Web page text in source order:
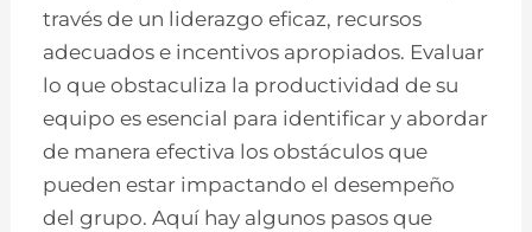
través de un liderazgo eficaz, recursos
adecuados e incentivos apropiados. Evaluar
lo que obstaculiza la productividad de su
equipo es esencial para identificar y abordar
de manera efectiva los obstáculos que
pueden estar impactando el desempeño
del grupo. Aquí hay algunos pasos que